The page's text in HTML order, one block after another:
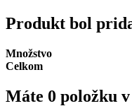
Produkt bol
Množstvo
Celkom
Máte 0 položku